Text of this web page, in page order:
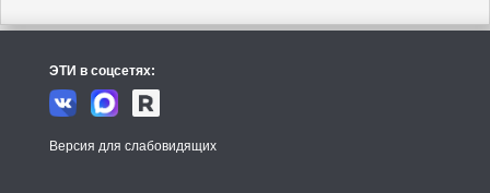
ЭТИ в соцсетях:
Версия для слабовидящих